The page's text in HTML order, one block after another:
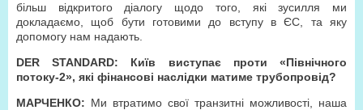
більш відкритого діалогу щодо того, які зусилля ми
докладаємо, щоб бути готовими до вступу в ЄС, та яку
допомогу нам надають.
DER STANDARD: Київ виступає проти «Північного
потоку-2», які фінансові наслідки матиме трубопровід?
МАРЧЕНКО: Ми втратимо свої транзитні можливості, наша